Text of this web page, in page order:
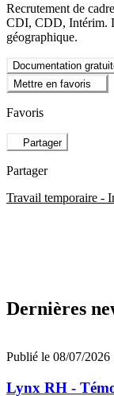
Recrutement de
CDI, CDD, Intérim.
géographique.
Documentation
Mettre en favoris
Favoris
Partager
Partager
Travail temporaire -
Dernières
Publié le 08/07/2026
Lynx RH -